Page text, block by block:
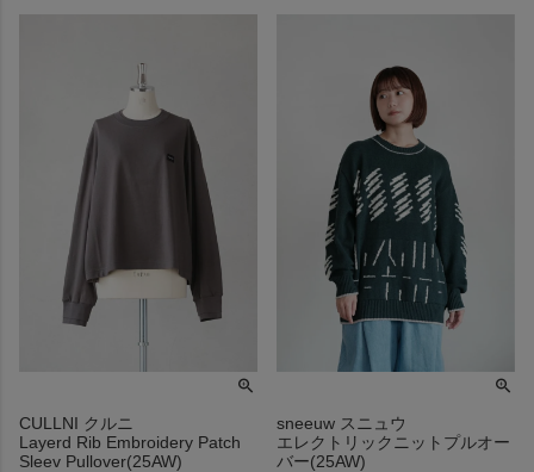
CULLNI クルニ
Layerd Rib Embroidery Patch
Sleev Pullover(25AW)
sneeuw スニュウ
エレクトリックニットプルオー
バー(25AW)